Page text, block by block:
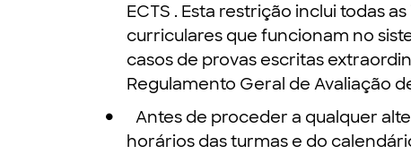
ECTS . Esta restrição inclui todas
curriculares que funcionam no
casos de provas escritas
Regulamento Geral de Avaliação
Antes de proceder a qualquer
horários das turmas e do